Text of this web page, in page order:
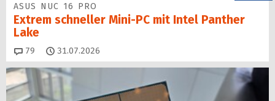
ASUS NUC 16 PRO
Extrem schneller Mini-PC mit Intel Panther
Lake
79 Kommentare
31.07.2026